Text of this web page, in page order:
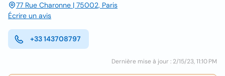
77 Rue Charonne | 75002, Paris
Écrire un avis
+33 143708797
Dernière mise à jour : 2/15/23, 11:10 PM